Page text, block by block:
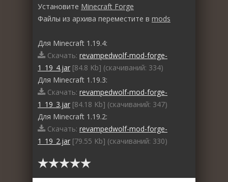
Установите Minecraft Forge
Файлы из архива переместите в mods
Для Minecraft 1.19.4:
Скачать: revampedwolf-mod-forge-
1_19_4.jar [84.8 Kb] (cкачиваний: 334)
Для Minecraft 1.19.3:
Скачать: revampedwolf-mod-forge-
1_19_3.jar [84.18 Kb] (cкачиваний: 347)
Для Minecraft 1.19.2:
Скачать: revampedwolf-mod-forge-
1_19_2.jar [79.55 Kb] (cкачиваний: 330)